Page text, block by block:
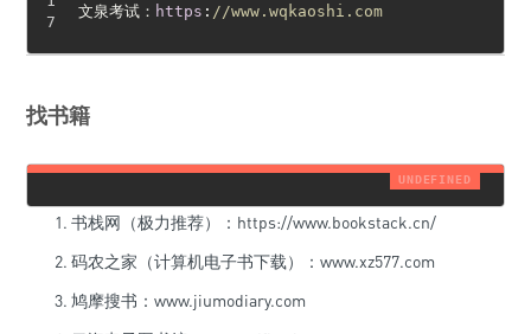
文泉考试： https : //www.wqkaoshi.com
找书籍
书栈网（极力推荐）：https://www.bookstack.cn/
码农之家（计算机电子书下载）：www.xz577.com
鸠摩搜书：www.jiumodiary.com